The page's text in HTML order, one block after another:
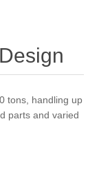
tons, handling up
parts and varied